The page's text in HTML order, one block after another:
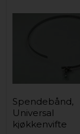
Spendebånd,
Universal
kjøkkenvifte